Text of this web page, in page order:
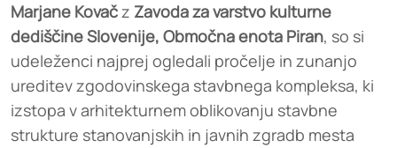
Marjane Kovačz Zavoda za varstvo kulturne
dediščine Slovenije, Območna enota Piran, so si
udeleženci najprej ogledali pročelje in zunanjo
ureditev zgodovinskega stavbnega kompleksa, ki
izstopa v arhitekturnem oblikovanju stavbne
strukture stanovanjskih in javnih zgradb mesta